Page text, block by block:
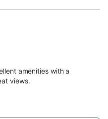
amenities with a
views.